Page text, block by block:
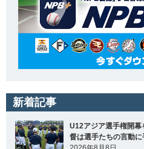
新着記事
U12アジア選手権開
督は選手たちの言動に